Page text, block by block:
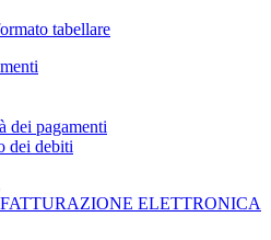
tabellare
dei pagamenti
dei debiti
ELETTRONICA